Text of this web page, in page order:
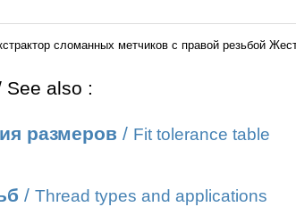
сломанных метчиков с правой резьбой
See also :
размеров / Fit tolerance table
/ Thread types and applications